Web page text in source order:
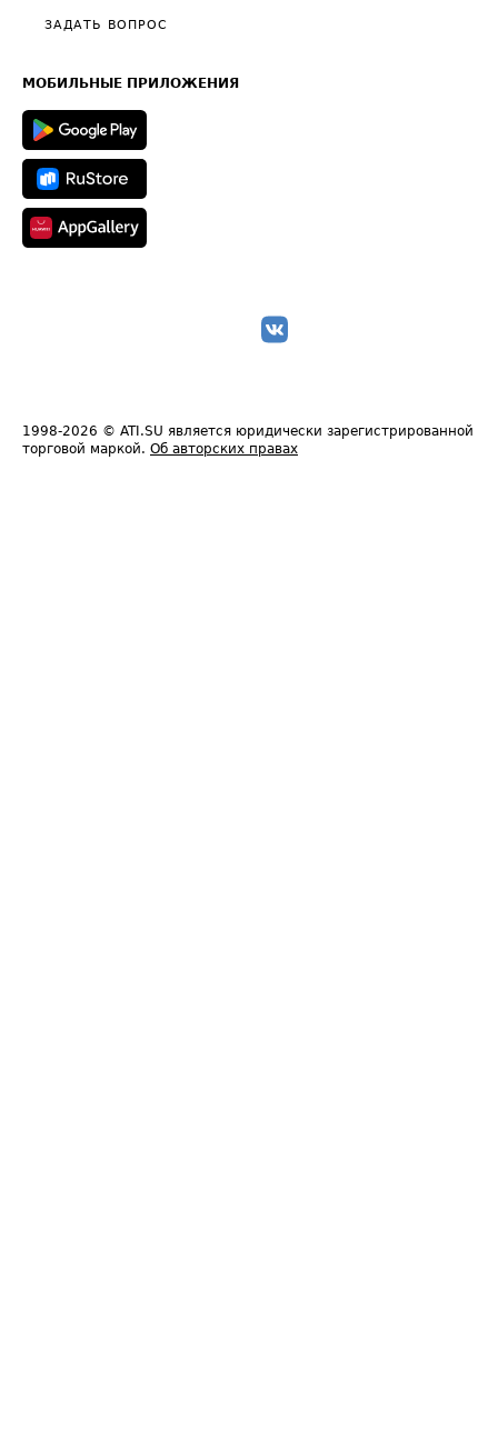
Общие положения
Полезное по перевозкам
Техническая информация
ЗАДАТЬ ВОПРОС
МОБИЛЬНЫЕ ПРИЛОЖЕНИЯ
1998-2026 © ATI.SU является юридически зарегистрированной
торговой маркой. Об авторских правах